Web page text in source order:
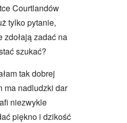
Courtlandów
tylko pytanie,
zdołają zadać na
szukać?
tak dobrej
ma nadludzki dar
niezwykle
piękno i dzikość